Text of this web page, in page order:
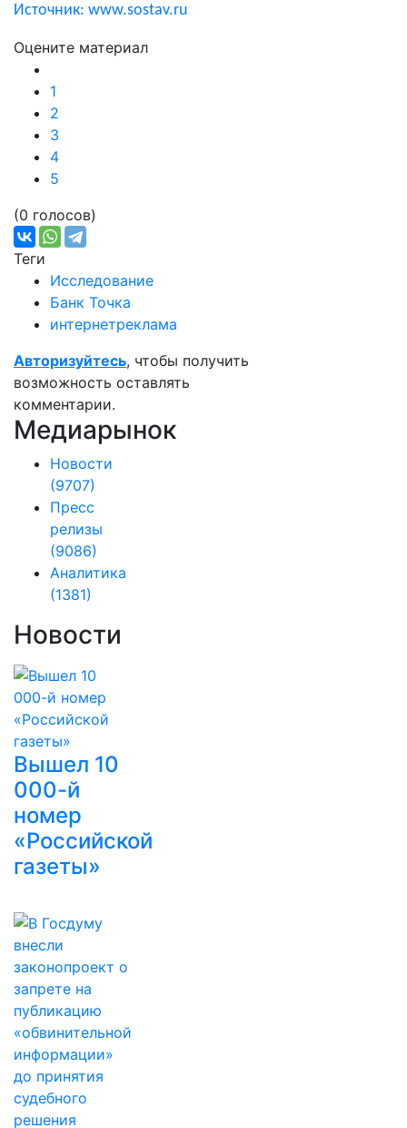
Источник: www.sostav.ru
Оцените материал
1
2
3
4
5
(0 голосов)
Теги
Исследование
Банк Точка
интернетреклама
Авторизуйтесь, чтобы получить
возможность оставлять
комментарии.
Медиарынок
Новости
(9707)
Пресс
релизы
(9086)
Аналитика
(1381)
Новости
Вышел 10
000-й
номер
«Российской
газеты»